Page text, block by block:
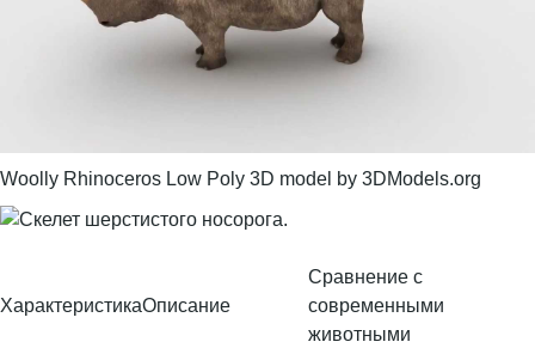
Woolly Rhinoceros Low Poly 3D model by 3DModels.org
ХарактеристикаОписание
Сравнение с
современными
животными